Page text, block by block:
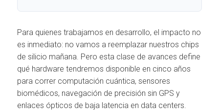
Para quienes trabajamos en desarrollo, el impacto no
es inmediato: no vamos a reemplazar nuestros chips
de silicio mañana. Pero esta clase de avances define
qué hardware tendremos disponible en cinco años
para correr computación cuántica, sensores
biomédicos, navegación de precisión sin GPS y
enlaces ópticos de baja latencia en data centers.